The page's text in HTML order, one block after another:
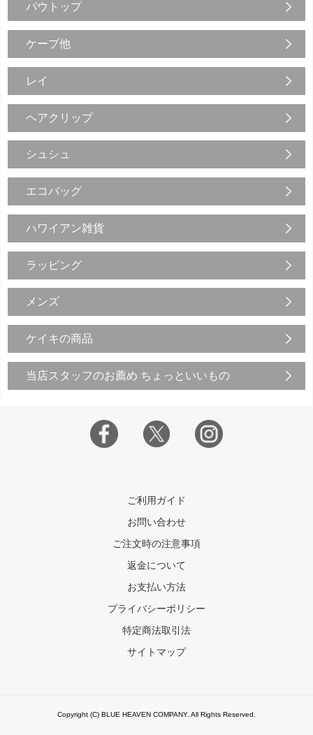
パウトップ
ケープ他
レイ
ヘアクリップ
シュシュ
エコバッグ
ハワイアン雑貨
ラッピング
メンズ
ケイキの商品
当店スタッフのお薦め ちょっといいもの
ご利用ガイド
お問い合わせ
ご注文時の注意事項
返金について
お支払い方法
プライバシーポリシー
特定商法取引法
サイトマップ
Copyright (C) BLUE HEAVEN COMPANY. All Rights Reserved.